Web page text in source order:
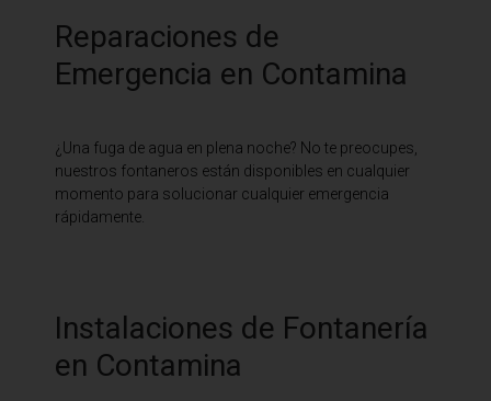
Reparaciones de
Emergencia en Contamina
¿Una fuga de agua en plena noche? No te preocupes,
nuestros fontaneros están disponibles en cualquier
momento para solucionar cualquier emergencia
rápidamente.
Instalaciones de Fontanería
en Contamina